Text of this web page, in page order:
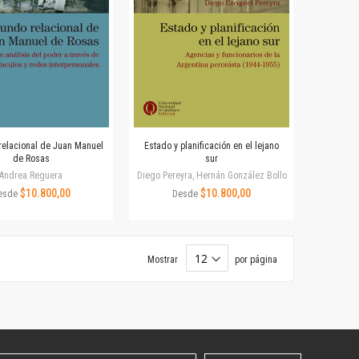
de Juan Manuel
de Rosas
Andrea Reguera
$10.800,00
Estado y planificación en el lejano
sur
Diego Pereyra, Hernán González Bollo
Desde $10.800,00
Mostrar por página